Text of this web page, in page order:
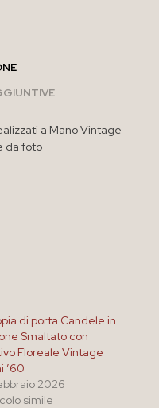
a Mano Vintage
da foto
di porta Candele in
Smaltato con
Floreale Vintage
’60
2026
simile